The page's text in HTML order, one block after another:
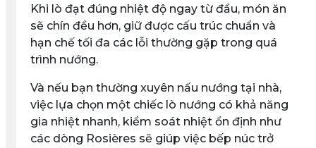
Khi lò đạt đúng nhiệt độ ngay từ đầu, món ăn
sẽ chín đều hơn, giữ được cấu trúc chuẩn và
hạn chế tối đa các lỗi thường gặp trong quá
trình nướng.
Và nếu bạn thường xuyên nấu nướng tại nhà,
việc lựa chọn một chiếc lò nướng có khả năng
gia nhiệt nhanh, kiểm soát nhiệt ổn định như
các dòng Rosières sẽ giúp việc bếp núc trở